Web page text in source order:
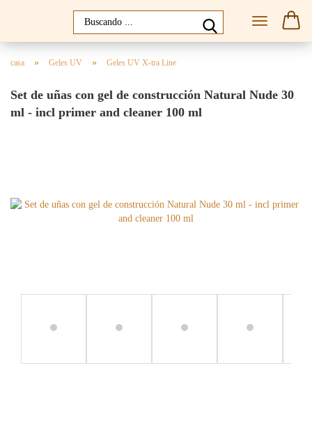
casa » Geles UV » Geles UV X-tra Line
Set de uñas con gel de construcción Natural Nude 30
ml - incl primer and cleaner 100 ml